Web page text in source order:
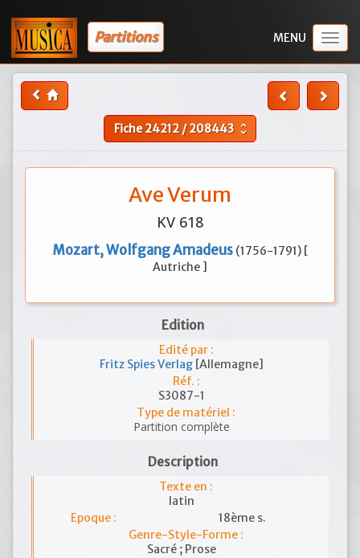
Partitions
Fiche24212/208443 unfold_more
Ave Verum
KV 618
Mozart, Wolfgang Amadeus (1756-1791) [
Autriche ]
Edition
Edité par :
Fritz Spies Verlag [Allemagne]
Réf. :
S3087-1
Type de matériel :
Partition complète
Description
Texte en :
latin
Epoque :
18ème s.
Genre-Style-Forme :
Sacré ; Prose